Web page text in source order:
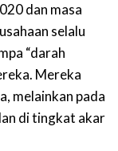
dan masa
selalu
“darah
Mereka
melainkan pada
di tingkat akar